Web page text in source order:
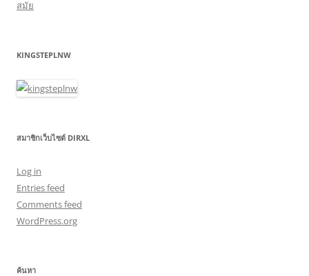
สมัย
KINGSTEPLNW
สมาชิกเว็บไซต์ DIRXL
Log in
Entries feed
Comments feed
WordPress.org
ค้นหา